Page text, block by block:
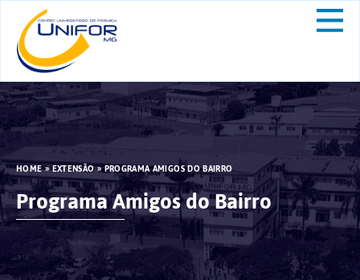
HOME»EXTENSÃO»PROGRAMA AMIGOS DO BAIRRO
Programa Amigos do Bairro